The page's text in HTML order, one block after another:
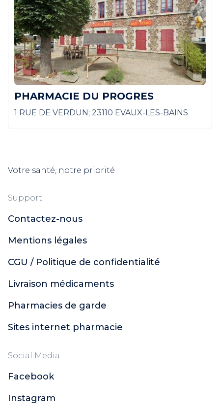
PHARMACIE DU PROGRES
1 RUE DE VERDUN; 23110 EVAUX-LES-BAINS
Votre santé, notre priorité
Support
Contactez-nous
Mentions légales
CGU / Politique de confidentialité
Livraison médicaments
Pharmacies de garde
Sites internet pharmacie
Social Media
Facebook
Instagram